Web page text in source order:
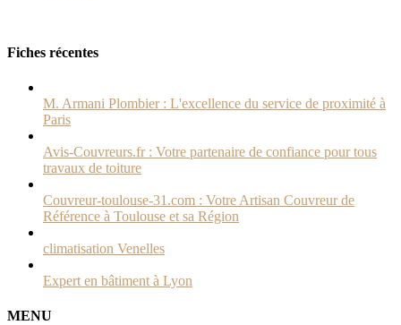
Fiches récentes
M. Armani Plombier : L'excellence du service de proximité à
Paris
Avis-Couvreurs.fr : Votre partenaire de confiance pour tous
travaux de toiture
Couvreur-toulouse-31.com : Votre Artisan Couvreur de
Référence à Toulouse et sa Région
climatisation Venelles
Expert en bâtiment à Lyon
MENU